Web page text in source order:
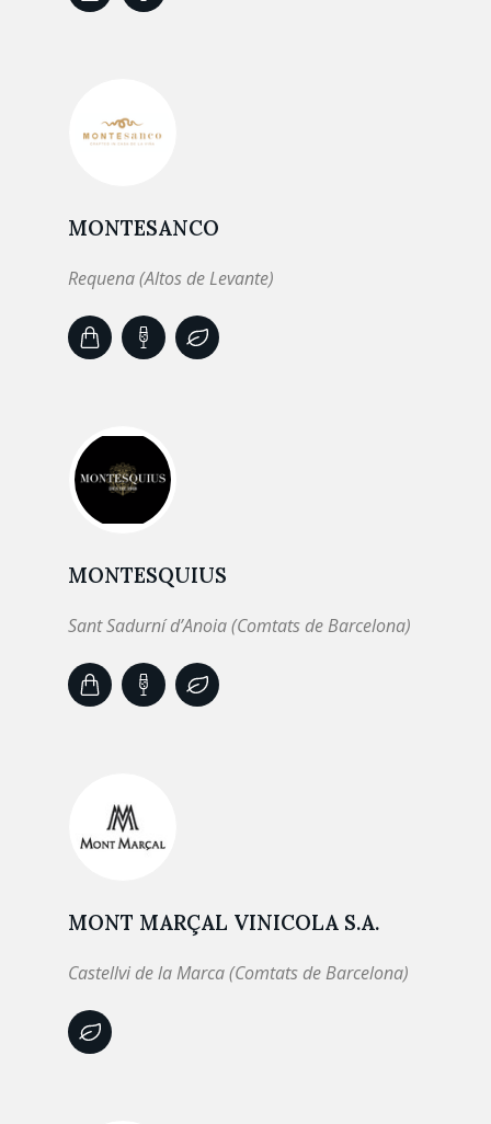
MONTESANCO
Requena (Altos de Levante)
MONTESQUIUS
Sant Sadurní d’Anoia (Comtats de Barcelona)
MONT MARÇAL VINICOLA S.A.
Castellvi de la Marca (Comtats de Barcelona)